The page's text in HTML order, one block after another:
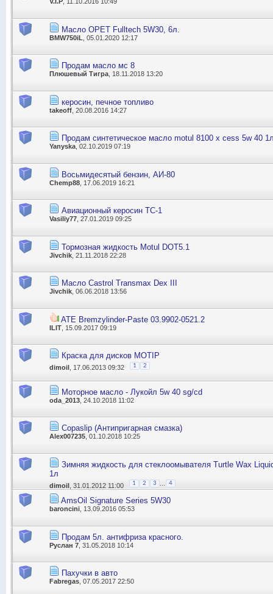
V.I.P, 11.10.2016 10:49
Масло OPET Fulltech 5W30, 6л.
BMW750iL , 05.01.2020 12:17
Продам масло мс 8
Плюшевый Тигра , 18.11.2018 13:20
керосин, печное топливо
takeoff , 20.08.2016 14:27
Продам синтетическое масло motul 8100 x cess 5w 40
Yanyska , 02.10.2019 07:19
Восьмидесятый бензин, АИ-80
Chemp88 , 17.06.2019 16:21
Авиационный керосин ТС-1
Vasiliy77 , 27.01.2019 09:25
Тормозная жидкость Motul DOT5.1
Jivchik , 21.11.2018 22:28
Масло Castrol Transmax Dex III
Jivchik , 06.06.2018 13:56
ATE Bremzylinder-Paste 03.9902-0521.2
ILIT , 15.09.2017 09:19
Краска для дисков MOTIP
dimoil , 17.06.2013 09:32 1 2
Моторное масло - Лукойл 5w 40 sg/cd
oda_2013 , 24.10.2018 11:02
Copaslip (Антипригарная смазка)
Alex007235 , 01.10.2018 10:25
Зимняя жидкость для стеклоомывателя Turtle Wax
1л
dimoil , 31.01.2012 11:00 1 2 3 4
AmsOil Signature Series 5W30
baroncini , 13.09.2016 05:53
Продам 5л. антифриза красного.
Руслан 7 , 31.05.2018 10:14
Пахучки в авто
Fabregas , 07.05.2017 22:50